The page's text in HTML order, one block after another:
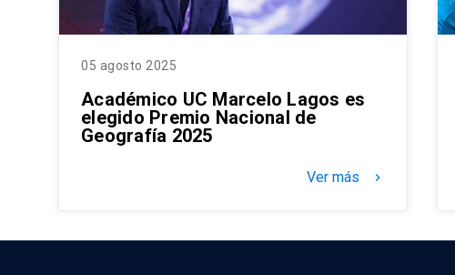
05 agosto 2025
Académico UC Marcelo Lagos es
elegido Premio Nacional de
Geografía 2025
Ver más keyboard_arrow_right